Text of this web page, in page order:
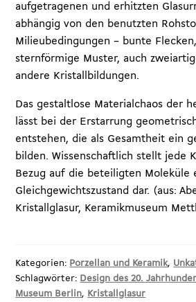
aufgetragenen und erhitzten
abhängig von den benutzten
Milieubedingungen – bunte
sternförmige Muster, auch
andere Kristallbildungen.
Das gestaltlose Materialchaos der
lässt bei der Erstarrung
entstehen, die als Gesamtheit ein
bilden. Wissenschaftlich stellt jede
Bezug auf die beteiligten Moleküle
Gleichgewichtszustand dar. (aus:
Kristallglasur, Keramikmuseum
Kategorien: Porzellan und Keramik,
Schlagwörter: Design des 20.
Museum Berlin, Kristallglasur